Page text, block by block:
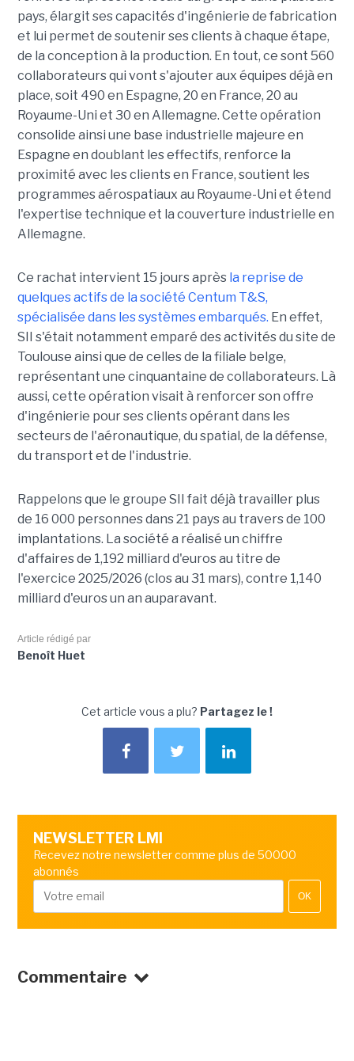
pays, élargit ses capacités d'ingénierie de fabrication
et lui permet de soutenir ses clients à chaque étape,
de la conception à la production. En tout, ce sont 560
collaborateurs qui vont s'ajouter aux équipes déjà en
place, soit 490 en Espagne, 20 en France, 20 au
Royaume-Uni et 30 en Allemagne. Cette opération
consolide ainsi une base industrielle majeure en
Espagne en doublant les effectifs, renforce la
proximité avec les clients en France, soutient les
programmes aérospatiaux au Royaume-Uni et étend
l'expertise technique et la couverture industrielle en
Allemagne.
Ce rachat intervient 15 jours après la reprise de
quelques actifs de la société Centum T&S,
spécialisée dans les systèmes embarqués. En effet,
SII s'était notamment emparé des activités du site de
Toulouse ainsi que de celles de la filiale belge,
représentant une cinquantaine de collaborateurs. Là
aussi, cette opération visait à renforcer son offre
d'ingénierie pour ses clients opérant dans les
secteurs de l'aéronautique, du spatial, de la défense,
du transport et de l'industrie.
Rappelons que le groupe SII fait déjà travailler plus
de 16 000 personnes dans 21 pays au travers de 100
implantations. La société a réalisé un chiffre
d'affaires de 1,192 milliard d'euros au titre de
l'exercice 2025/2026 (clos au 31 mars), contre 1,140
milliard d'euros un an auparavant.
Article rédigé par
Benoît Huet
Cet article vous a plu? Partagez le !
NEWSLETTER LMI
Recevez notre newsletter comme plus de 50000
abonnés
OK
Commentaire